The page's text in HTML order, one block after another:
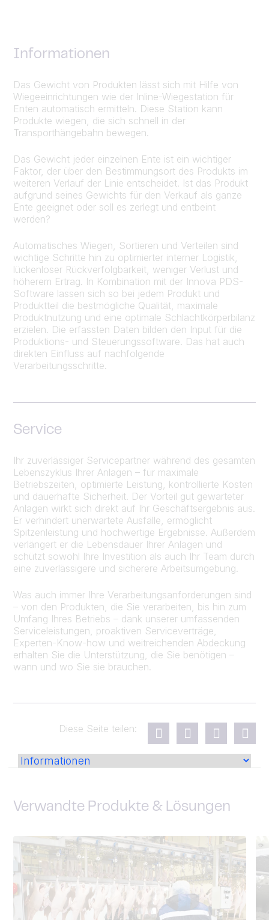
Informationen
Das Gewicht von Produkten lässt sich mit Hilfe von
Wiegeeinrichtungen wie der Inline-Wiegestation für
Enten automatisch ermitteln. Diese Station kann
Produkte wiegen, die sich schnell in der
Transporthängebahn bewegen.
Das Gewicht jeder einzelnen Ente ist ein wichtiger
Faktor, der über den Bestimmungsort des Produkts im
weiteren Verlauf der Linie entscheidet. Ist das Produkt
aufgrund seines Gewichts für den Verkauf als ganze
Ente geeignet oder soll es zerlegt und entbeint
werden?
Automatisches Wiegen, Sortieren und Verteilen sind
wichtige Schritte hin zu optimierter interner Logistik,
lückenloser Rückverfolgbarkeit, weniger Verlust und
höherem Ertrag. In Kombination mit der Innova PDS-
Software lassen sich so bei jedem Produkt und
Produktteil die bestmögliche Qualität, maximale
Produktnutzung und eine optimale Schlachtkörperbilanz
erzielen. Die erfassten Daten bilden den Input für die
Produktions- und Steuerungssoftware. Das hat auch
direkten Einfluss auf nachfolgende
Verarbeitungsschritte.
Service
Ihr zuverlässiger Servicepartner während des gesamten
Lebenszyklus Ihrer Anlagen – für maximale
Betriebszeiten, optimierte Leistung, kontrollierte Kosten
und dauerhafte Sicherheit. Der Vorteil gut gewarteter
Anlagen wirkt sich direkt auf Ihr Geschäftsergebnis aus.
Er verhindert unerwartete Ausfälle, ermöglicht
Spitzenleistung und hochwertige Ergebnisse. Außerdem
verlängert er die Lebensdauer Ihrer Anlagen und
schützt sowohl Ihre Investition als auch Ihr Team durch
eine zuverlässigere und sicherere Arbeitsumgebung.
Was auch immer Ihre Verarbeitungsanforderungen sind
– von den Produkten, die Sie verarbeiten, bis hin zum
Umfang Ihres Betriebs – dank unserer umfassenden
Serviceleistungen, proaktiven Serviceverträge,
Experten-Know-how und weitreichenden Abdeckung
erhalten Sie die Unterstützung, die Sie benötigen –
wann und wo Sie sie brauchen.
Diese Seite teilen:
Verwandte Produkte & Lösungen